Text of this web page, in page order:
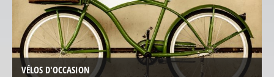
Trikes,
Vélos
trois
roues
électriques
VÉLOS D'OCCASION